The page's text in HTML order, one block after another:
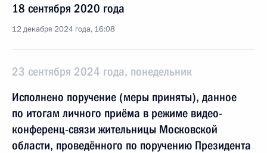
18 сентября 2020 года
12 декабря 2024 года, 16:08
23 сентября 2024 года, понедельник
Исполнено поручение (меры приняты), данное
по итогам личного приёма в режиме видео-
конференц-связи жительницы Московской
области, проведённого по поручению Президента